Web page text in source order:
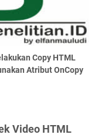
Copy HTML
Atribut OnCopy
Video HTML